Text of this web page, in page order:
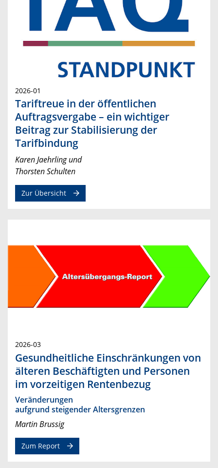
2026-01
Tariftreue in der öffentlichen
Auftragsvergabe – ein wichtiger
Beitrag zur Stabilisierung der
Tarifbindung
Karen Jaehrling und
Thorsten Schulten
Zur Übersicht
2026-03
Gesundheitliche Einschränkungen von
älteren Beschäftigten und Personen
im vorzeitigen Rentenbezug
Veränderungen
aufgrund steigender Altersgrenzen
Martin Brussig
Zum Report